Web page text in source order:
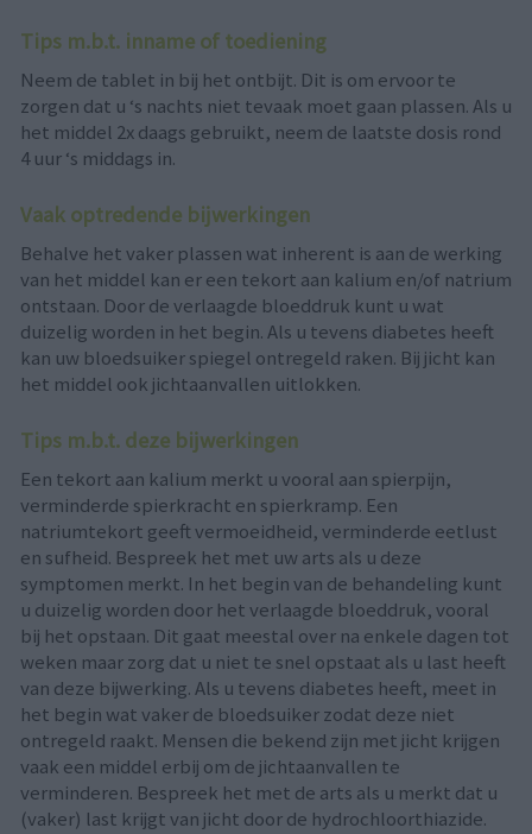
Tips m.b.t. inname of toediening
Neem de tablet in bij het ontbijt. Dit is om ervoor te
zorgen dat u ‘s nachts niet tevaak moet gaan plassen. Als u
het middel 2x daags gebruikt, neem de laatste dosis rond
4 uur ‘s middags in.
Vaak optredende bijwerkingen
Behalve het vaker plassen wat inherent is aan de werking
van het middel kan er een tekort aan kalium en/of natrium
ontstaan. Door de verlaagde bloeddruk kunt u wat
duizelig worden in het begin. Als u tevens diabetes heeft
kan uw bloedsuiker spiegel ontregeld raken. Bij jicht kan
het middel ook jichtaanvallen uitlokken.
Tips m.b.t. deze bijwerkingen
Een tekort aan kalium merkt u vooral aan spierpijn,
verminderde spierkracht en spierkramp. Een
natriumtekort geeft vermoeidheid, verminderde eetlust
en sufheid. Bespreek het met uw arts als u deze
symptomen merkt. In het begin van de behandeling kunt
u duizelig worden door het verlaagde bloeddruk, vooral
bij het opstaan. Dit gaat meestal over na enkele dagen tot
weken maar zorg dat u niet te snel opstaat als u last heeft
van deze bijwerking. Als u tevens diabetes heeft, meet in
het begin wat vaker de bloedsuiker zodat deze niet
ontregeld raakt. Mensen die bekend zijn met jicht krijgen
vaak een middel erbij om de jichtaanvallen te
verminderen. Bespreek het met de arts als u merkt dat u
(vaker) last krijgt van jicht door de hydrochloorthiazide.